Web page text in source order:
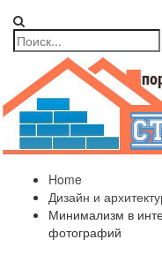
Home
Дизайн и
Минимализм в
фотографий